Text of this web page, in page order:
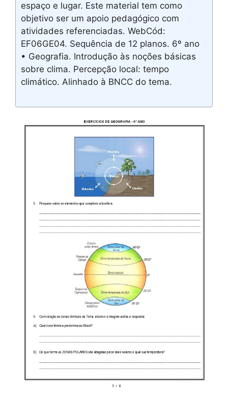
espaço e lugar. Este material tem como
objetivo ser um apoio pedagógico com
atividades referenciadas. WebCód:
EF06GE04. Sequência de 12 planos. 6º ano
• Geografia. Introdução às noções básicas
sobre clima. Percepção local: tempo
climático. Alinhado à BNCC do tema.